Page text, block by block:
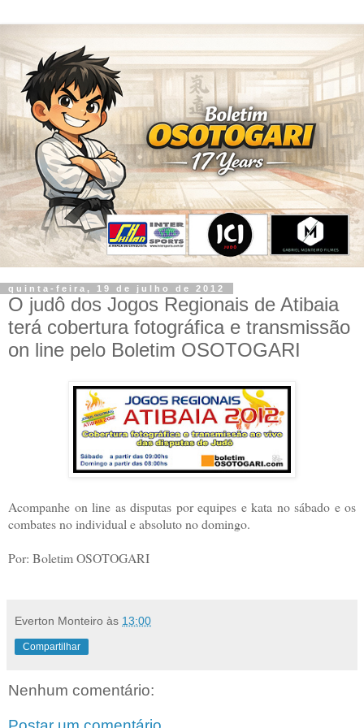
quinta-feira, 19 de julho de 2012
O judô dos Jogos Regionais de Atibaia
terá cobertura fotográfica e transmissão
on line pelo Boletim OSOTOGARI
Acompanhe on line as disputas por equipes e kata no sábado e os
combates no individual e absoluto no domingo.
Por: Boletim OSOTOGARI
Everton Monteiro às 13:00
Compartilhar
Nenhum comentário: